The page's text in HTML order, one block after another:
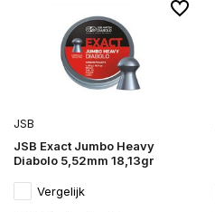
JSB
JSB Exact Jumbo Heavy
Diabolo 5,52mm 18,13gr
Vergelijk